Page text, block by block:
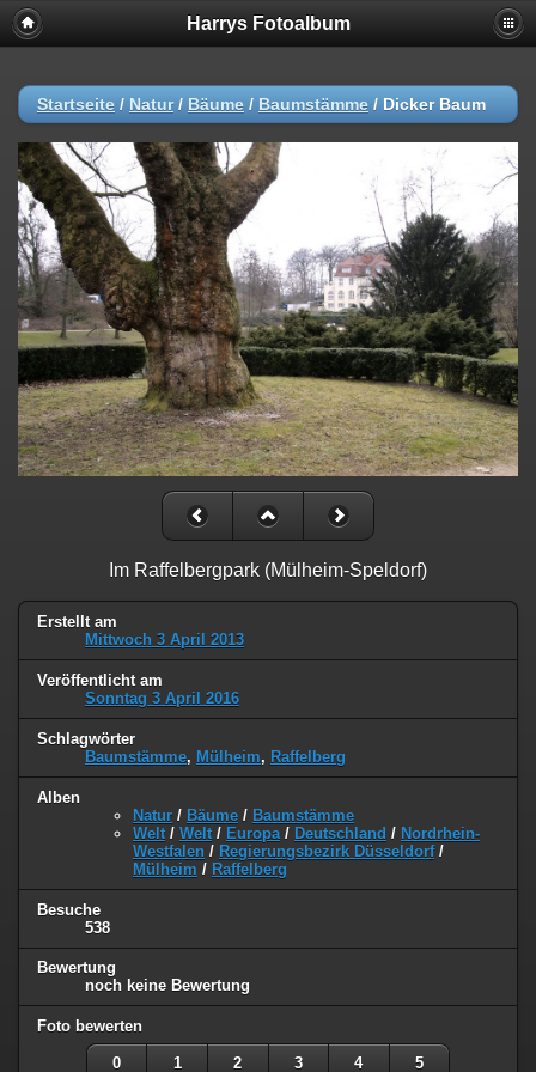
Harrys Fotoalbum
Startseite / Natur/ Bäume / Baumstämme / Dicker Baum
Im Raffelbergpark (Mülheim-Speldorf)
Erstellt am
Mittwoch 3 April 2013
Veröffentlicht am
Sonntag 3 April 2016
Schlagwörter
Baumstämme, Mülheim, Raffelberg
Alben
Natur / Bäume / Baumstämme
Welt / Welt / Europa / Deutschland / Nordrhein-
Westfalen / Regierungsbezirk Düsseldorf/
Mülheim / Raffelberg
Besuche
538
Bewertung
noch keine Bewertung
Foto bewerten
0 1 2 3 4 5